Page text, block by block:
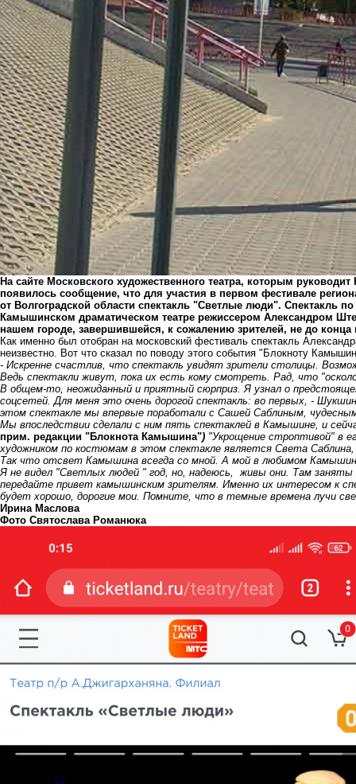
На сайте Московского художественного театра, которым
появилось сообщение, что для участия в первом фестивале
от Волгоградской области спектакль "Светлые люди". Спектакль
Камышинском драматическом театре режиссером Александром
нашем городе, завершившейся, к сожалению зрителей, не до
Как именно был отобран на московский фестиваль спектакль
неизвестно. Вот что сказал по поводу этого события "Блокноту
- Искренне счастлив, что спектакль увидят зрители столицы.
Ведь спектакли живут, пока их есть кому смотреть. Рад, что
В общем-то, неожиданный и приятный сюрприз. Я узнал о
соцсетей. Для меня это очень дорогой спектакль: во первых, -
этом спектакле мы впервые поработали с Сашей Саблиным,
Мы впоследствии сделали с ним пять спектаклей в Камышине, и
прим. редакции "Блокнота Камышина") "Укрощение строптивой" в
художником по костюмам в этом спектакле является Света
Так что отсвет Камышина всегда со мной. А мой в любимом
Я не видел "Светлых людей " год, но, надеюсь, живы они. Там
передайте привет камышинским зрителям. Именно их интересом к
будет хорошо, дорогие мои. Помните, что в темные времена лучи
Ирина Маслова
Фото Святослава Романюка